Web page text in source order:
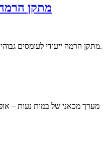
מתקן הרמה
מתקן הרמה ייעודי לעומסים גבוהים. מותאם לסביבה נקייה במפעל רפואי.
מערך מכאני של במות נעות –